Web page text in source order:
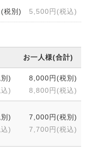
(税別) 5,500円(税込)
お一人様(合計)
)
)
8,000円(税別)
8,800円(税込)
)
)
7,000円(税別)
7,700円(税込)